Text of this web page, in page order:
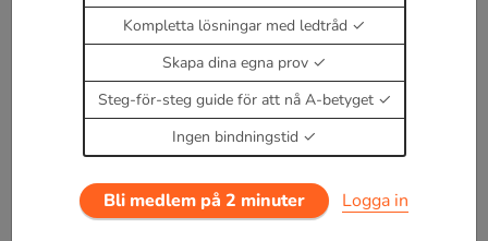
Läs teori om potenser
Enbart medlemmar kan kommentera.Prova i 30
dagar för 19 kr.
Logga inellerBli medlem nu
Kompletta lösningar med ledtråd
Skapa dina egna prov
Steg-för-steg guide för att nå A-betyget
Ingen bindningstid
Bli medlem på 2 minuter Logga in